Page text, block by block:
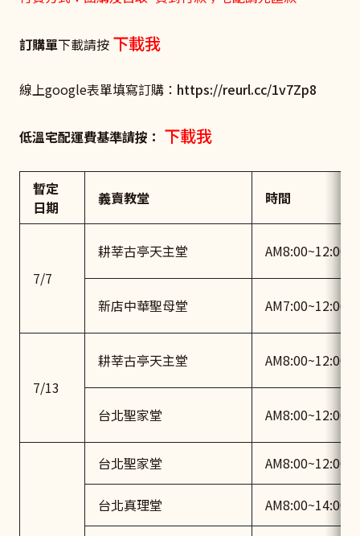
訂購單下載請按 下載我
線上google表單填寫訂購： https://reurl.cc/1v7Zp8
低溫宅配運費基準請按： 下載我
暫定
日期
義賣教堂 時間
7/7
耕莘古亭天主堂 AM8:00~12:00
新店中華聖母堂 AM7:00~12:00
7/13
耕莘古亭天主堂 AM8:00~12:00
台北聖家堂 AM8:00~12:00
台北聖家堂 AM8:00~12:00
台北真理堂 AM8:00~14:00